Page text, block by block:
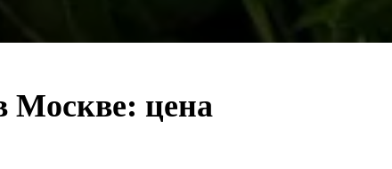
Москве: цена